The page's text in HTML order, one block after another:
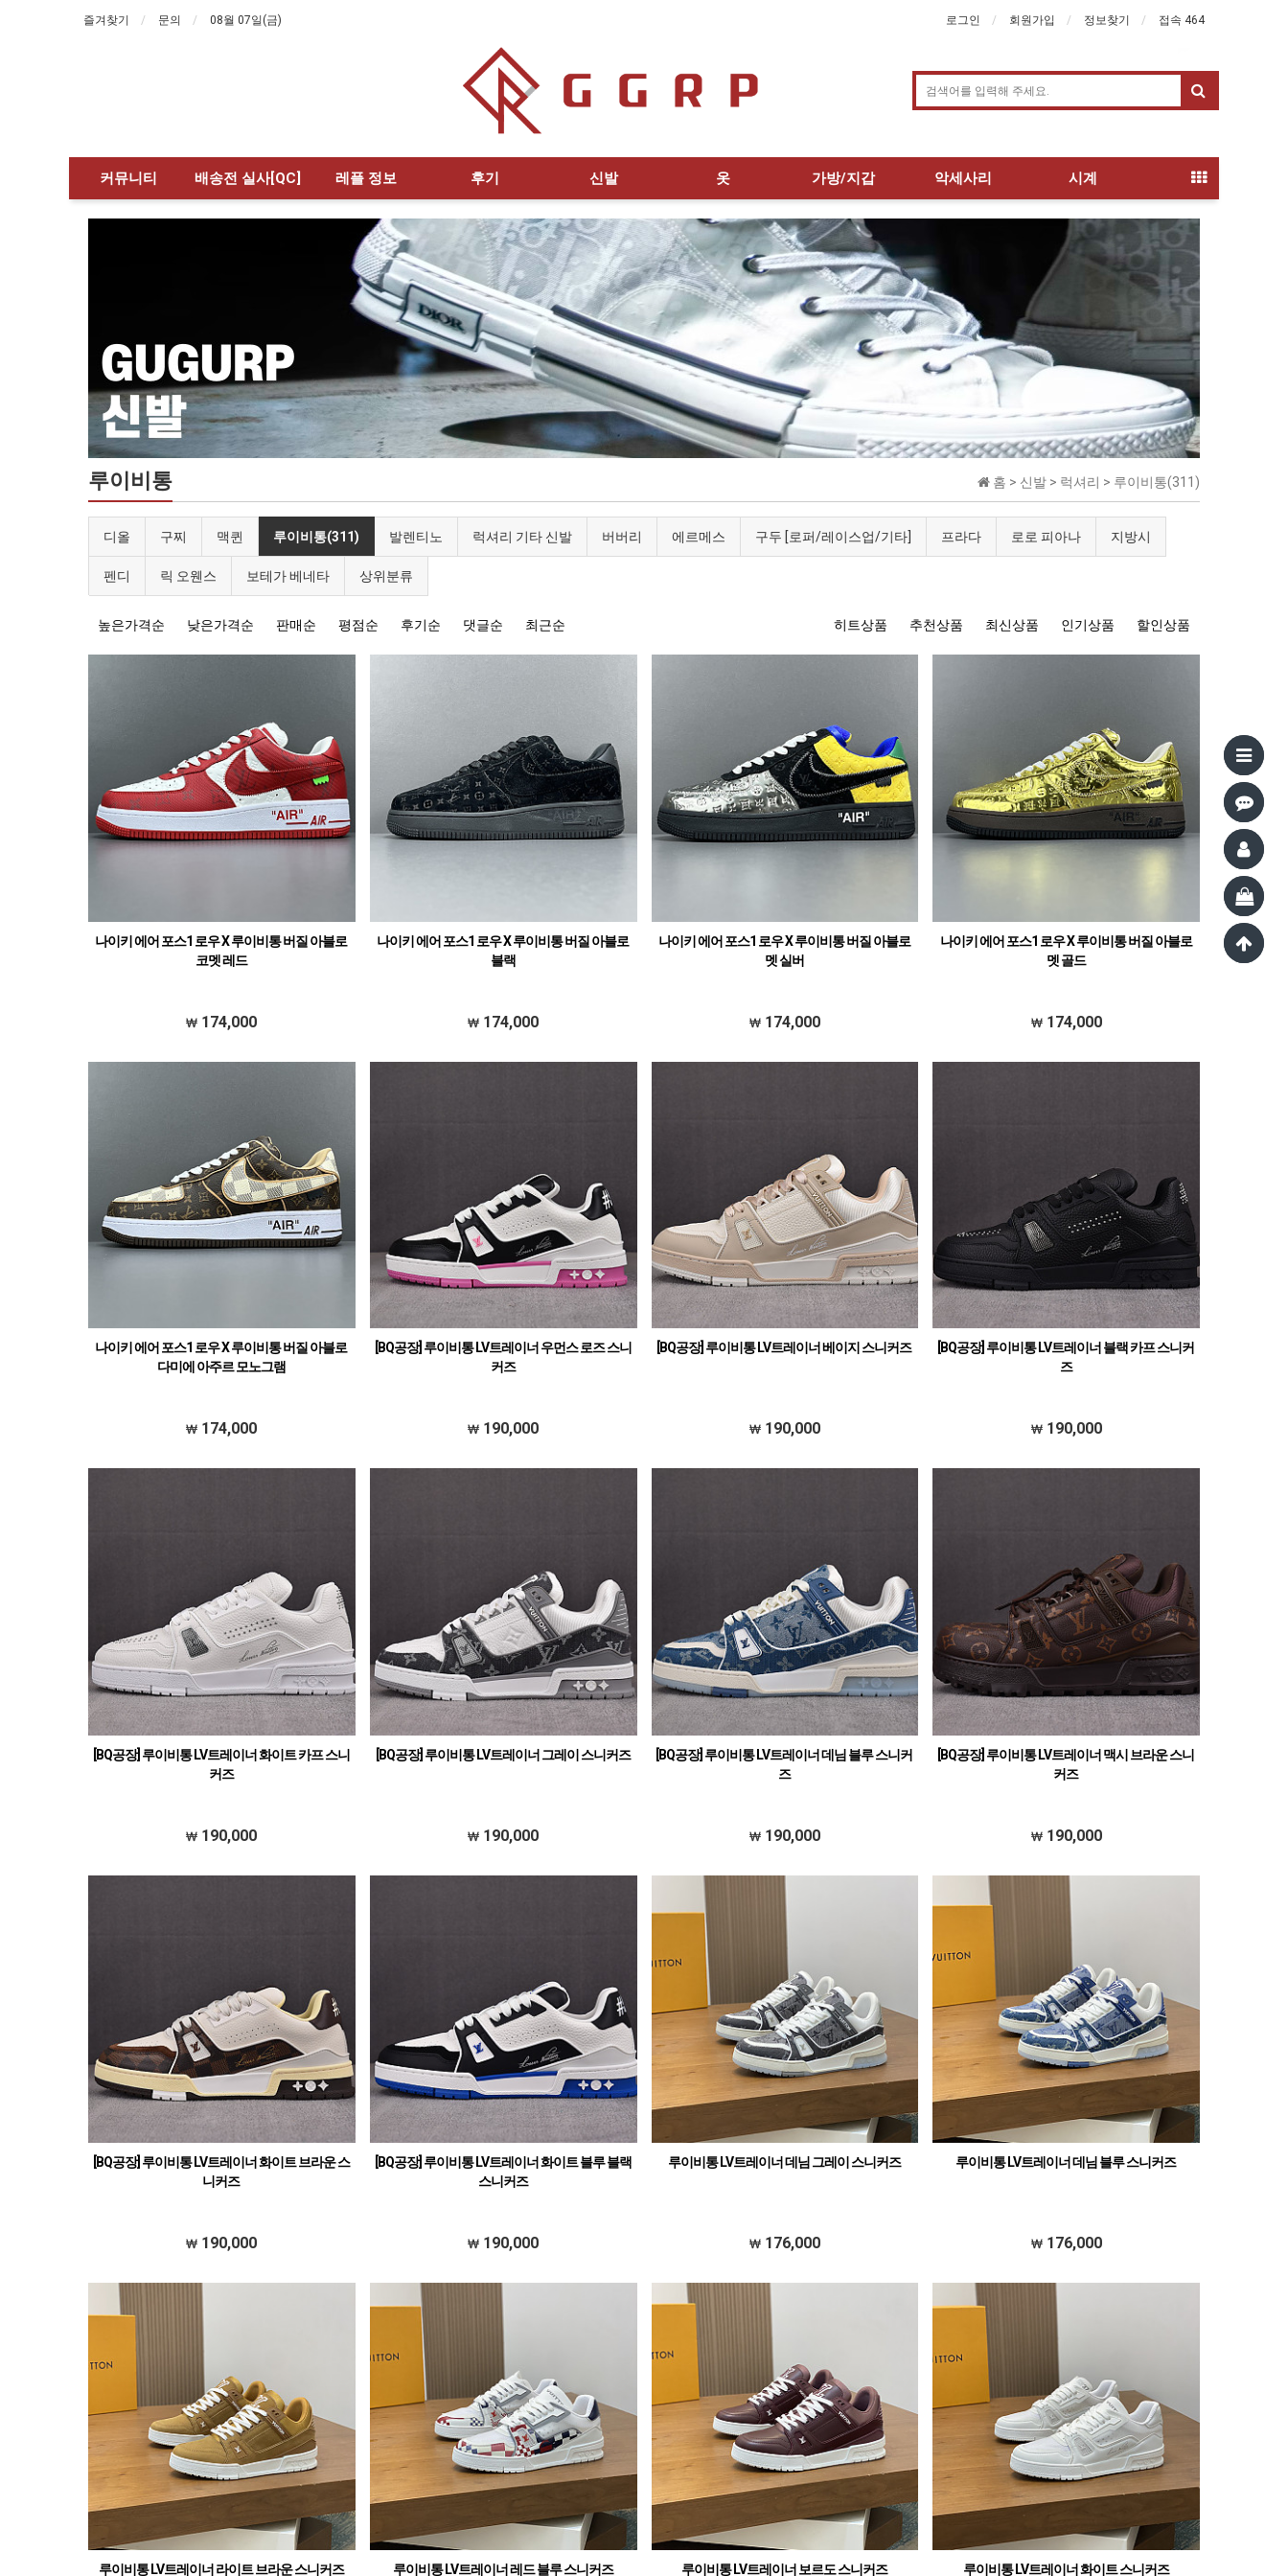
즐겨찾기 문의 08월 07일(금) 로그인 회원가입 정보찾기 접속 464
커뮤니티 배송전 실사[QC] 레플 정보 후기 신발 옷 가방/지갑 악세사리 시계
홈 > 신발 > 럭셔리 > 루이비통(311)
루이비통
디올 구찌 맥퀸 루이비통(311) 발렌티노 럭셔리 기타 신발 버버리 에르메스 구두 [로퍼/레이스업/기타] 프라다 로로 피아나 지방시
펜디 릭 오웬스 보테가 베네타 상위분류
높은가격순 낮은가격순 판매순 평점순 후기순 댓글순 최근순 히트상품 추천상품 최신상품 인기상품 할인상품
나이키 에어 포스1 로우 X 루이비통 버질 아블로
코멧 레드
174,000
나이키 에어 포스1 로우 X 루이비통 버질 아블로
블랙
174,000
나이키 에어 포스1 로우 X 루이비통 버질 아블로
멧 실버
174,000
나이키 에어 포스1 로우 X 루이비통 버질 아블로
멧 골드
174,000
나이키 에어 포스1 로우 X 루이비통 버질 아블로
다미에 아주르 모노그램
174,000
[BQ공장] 루이비통 LV트레이너 우먼스 로즈 스니
커즈
190,000
[BQ공장] 루이비통 LV트레이너 베이지 스니커즈
190,000
[BQ공장] 루이비통 LV트레이너 블랙 카프 스니커
즈
190,000
[BQ공장] 루이비통 LV트레이너 화이트 카프 스니
커즈
190,000
[BQ공장] 루이비통 LV트레이너 그레이 스니커즈
190,000
[BQ공장] 루이비통 LV트레이너 데님 블루 스니커
즈
190,000
[BQ공장] 루이비통 LV트레이너 맥시 브라운 스니
커즈
190,000
[BQ공장] 루이비통 LV트레이너 화이트 브라운 스
니커즈
190,000
[BQ공장] 루이비통 LV트레이너 화이트 블루 블랙
스니커즈
190,000
루이비통 LV트레이너 데님 그레이 스니커즈
176,000
루이비통 LV트레이너 데님 블루 스니커즈
176,000
루이비통 LV트레이너 라이트 브라운 스니커즈 루이비통 LV트레이너 레드 블루 스니커즈 루이비통 LV트레이너 보르도 스니커즈 루이비통 LV트레이너 화이트 스니커즈